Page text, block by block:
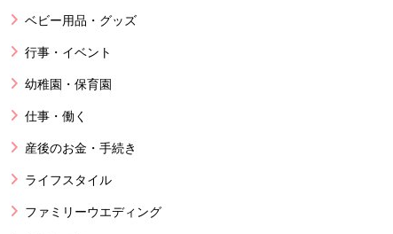
ベビー用品・グッズ
行事・イベント
幼稚園・保育園
仕事・働く
産後のお金・手続き
ライフスタイル
ファミリーウエディング